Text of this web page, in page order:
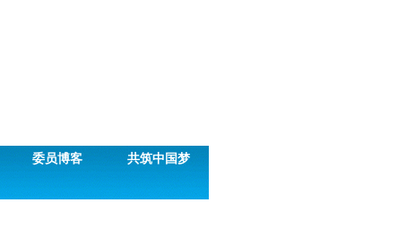
委员博客
共筑中国梦